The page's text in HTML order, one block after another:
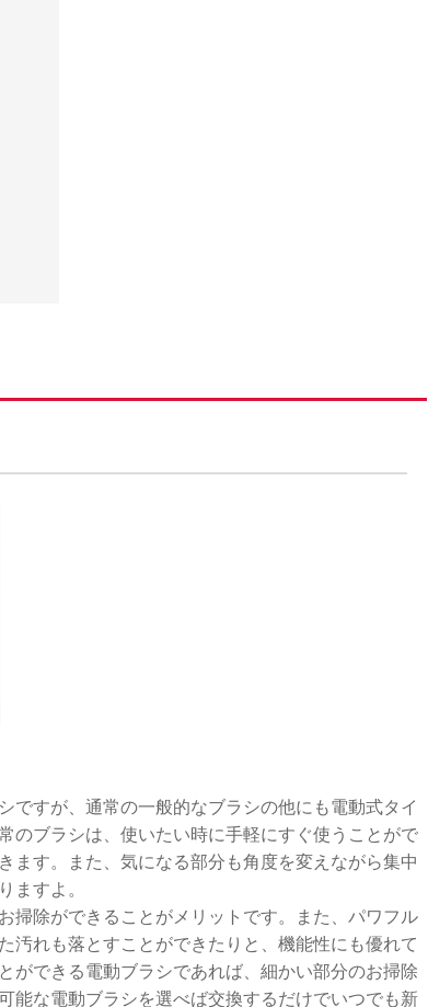
ですが、通常の一般的なブラシの他にも電動式タイ
のブラシは、使いたい時に手軽にすぐ使うことがで
ます。また、気になる部分も角度を変えながら集中
ますよ。
掃除ができることがメリットです。また、パワフル
汚れも落とすことができたりと、機能性にも優れて
ができる電動ブラシであれば、細かい部分のお掃除
能な電動ブラシを選べば交換するだけでいつでも新